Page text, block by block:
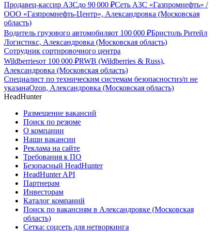
Продавец-кассир АЗСдо 90 000 ₽Сеть АЗС «Газпромнефть» /
ООО «Газпромнефть-Центр», Александровка (Московская
область)
Водитель грузового автомобиляот 100 000 ₽Бристоль Ритейл
Логистикс, Александровка (Московская область)
Сотрудник сортировочного центра
Wildberriesот 100 000 ₽RWB (Wildberries & Russ),
Александровка (Московская область)
Специалист по техническим системам безопасностиз/п не
указанаOzon, Александровка (Московская область)
HeadHunter
Размещение вакансий
Поиск по резюме
О компании
Наши вакансии
Реклама на сайте
Требования к ПО
Безопасный HeadHunter
HeadHunter API
Партнерам
Инвесторам
Каталог компаний
Поиск по вакансиям в Александровке (Московская
область)
Сетка: соцсеть для нетворкинга